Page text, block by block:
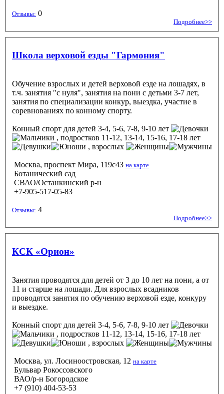
Отзывы: 0
Подробнее>>
Школа верховой езды "Гармония"
Обучение взрослых и детей верховой езде на лошадях, в
т.ч. занятия "с нуля", занятия на пони с детьми 3-7 лет,
занятия по специализации конкур, выездка, участие в
соревнованиях по конному спорту.
Конный спорт для детей 3-4, 5-6, 7-8, 9-10 лет
, подростков 11-12, 13-14, 15-16, 17-18 лет
, взрослых
Москва, проспект Мира, 119с43 на карте
Ботанический сад
СВАО/Останкинский р-н
+7-905-517-05-83
Отзывы: 4
Подробнее>>
КСК «Орион»
Занятия проводятся для детей от 3 до 10 лет на пони, а от
11 и старше на лошади. Для взрослых всадников
проводятся занятия по обучению верховой езде, конкуру
и выездке.
Конный спорт для детей 3-4, 5-6, 7-8, 9-10 лет
, подростков 11-12, 13-14, 15-16, 17-18 лет
, взрослых
Москва, ул. Лосиноостровская, 12 на карте
Бульвар Рокоссовского
ВАО/р-н Богородское
+7 (910) 404-53-53